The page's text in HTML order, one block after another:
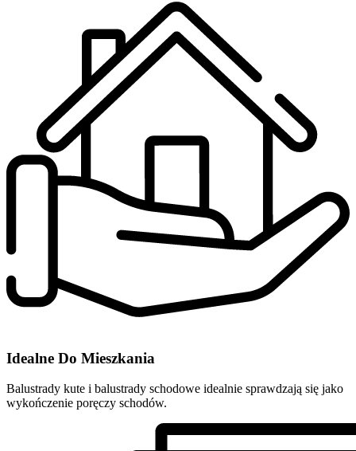
Idealne Do Mieszkania
Balustrady kute i balustrady schodowe idealnie sprawdzają się jako
wykończenie poręczy schodów.